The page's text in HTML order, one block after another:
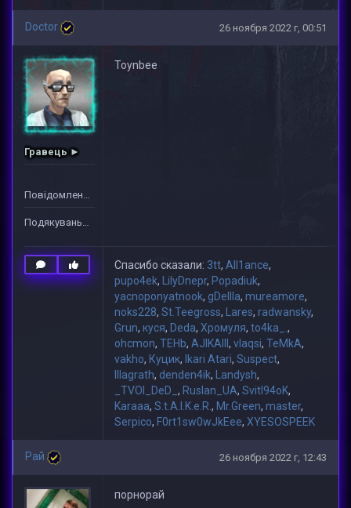
Doctor 26 ноября 2022 г, 00:51
Гравець ►
Повідомлень: 2
Подякувань: 49
Toynbee
Спасибо сказали: 3tt, All1ance,
pupo4ek, LilyDnepr, Popadiuk,
yacnoponyatnook, gDeIIIa, mureamore,
noks228, St.Teegross, Lares, radwansky,
Grun, куся, Deda, Хромуля, to4ka_.,
ohcmon, TEHb, AJIKAIII , vlaqsi, TeMkA,
vakho, Куцик, Ikari Atari, Suspect,
lllagrath, denden4ik, Landysh,
_TVOI_DeD_ , Ruslan_UA, Svitl94oK,
Karaaa, S.t.A.l.K.e.R., Mr.Green, master,
Serpico, F0rt1sw0wJkEee, XYESOSPEEK
Рай 26 ноября 2022 г, 12:43
порнорай